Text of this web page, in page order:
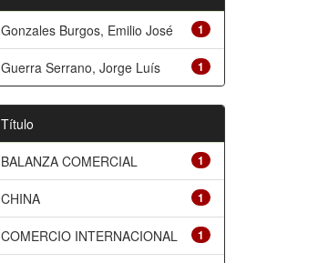
1
Gonzales Burgos, Emilio José
1
Guerra Serrano, Jorge Luís
Título
1
BALANZA COMERCIAL
1
CHINA
1
COMERCIO INTERNACIONAL